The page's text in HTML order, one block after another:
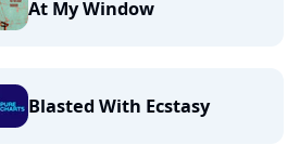
At My Window
Blasted With Ecstasy